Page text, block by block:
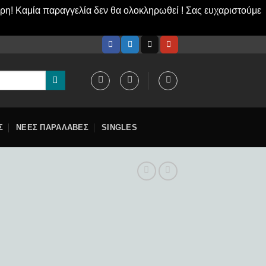
Καμία παραγγελία δεν θα ολοκληρωθεί ! Σας ευχαριστούμε
ΝΕΕΣ ΠΑΡΑΛΑΒΕΣ SINGLES